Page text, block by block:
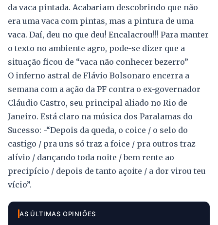
da vaca pintada. Acabariam descobrindo que não
era uma vaca com pintas, mas a pintura de uma
vaca. Daí, deu no que deu! Encalacrou!!! Para manter
o texto no ambiente agro, pode-se dizer que a
situação ficou de “vaca não conhecer bezerro”
O inferno astral de Flávio Bolsonaro encerra a
semana com a ação da PF contra o ex-governador
Cláudio Castro, seu principal aliado no Rio de
Janeiro. Está claro na música dos Paralamas do
Sucesso: -“Depois da queda, o coice / o selo do
castigo / pra uns só traz a foice / pra outros traz
alívio / dançando toda noite / bem rente ao
precipício / depois de tanto açoite / a dor virou teu
vício”.
AS ÚLTIMAS OPINIÕES